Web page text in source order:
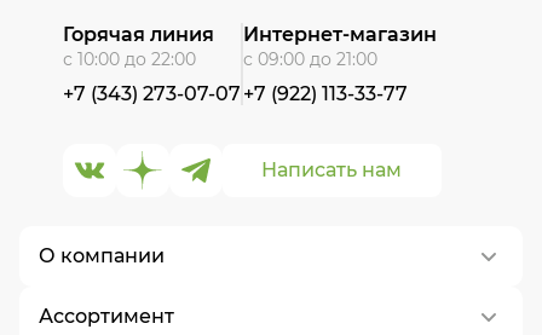
О компании
О нас
Ассортимент
Написать нам
Горячая линия
с 10:00 до 22:00
+7 (343) 273-07-07
Интернет-магазин
с 09:00 до 21:00
+7 (922) 113-33-77